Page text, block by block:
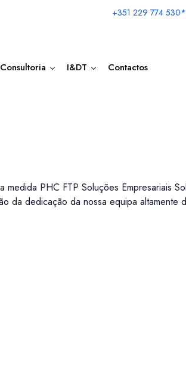
+351 229 774 530*
Consultoria I&DT Contactos